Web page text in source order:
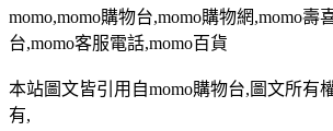
momo,momo購物台,momo購物網,momo壽
台,momo客服電話,momo百貨
本站圖文皆引用自momo購物台,圖文所有
有,